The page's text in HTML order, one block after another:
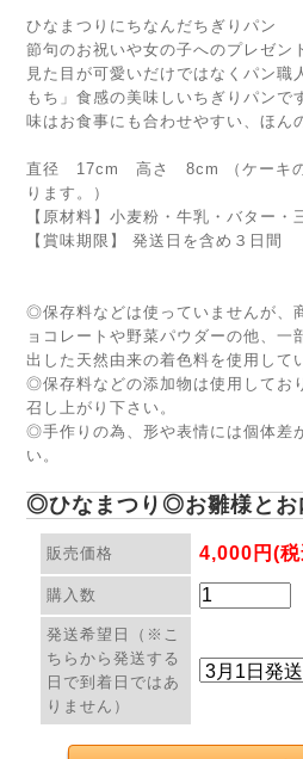
ひなまつりにちなんだちぎりパン
節句のお祝いや女の子へのプレゼン
見た目が可愛いだけではなくパン職
もち」食感の美味しいちぎりパンで
味はお食事にも合わせやすい、ほん
直径 17cm 高さ 8cm （ケーキの
ります。）
【原材料】小麦粉・牛乳・バター
【賞味期限】 発送日を含め３日間
◎保存料などは使っていませんが、
ョコレートや野菜パウダーの他、一
出した天然由来の着色料を使用して
◎保存料などの添加物は使用してお
召し上がり下さい。
◎手作りの為、形や表情には個体差
い。
◎ひなまつり◎お雛様とお
販売価格 4,000円(
購入数
発送希望日（※こ
ちらから発送する
日で到着日ではあ
りません）